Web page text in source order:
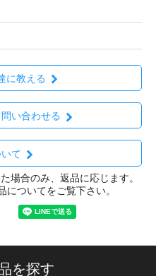
に教える
い合わせる
て
場合のみ、返品に応じます。
についてをご覧下さい。
を探す